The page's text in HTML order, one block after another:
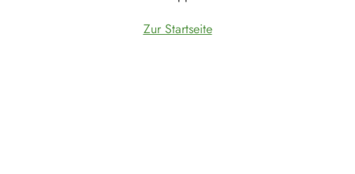
Zur Startseite